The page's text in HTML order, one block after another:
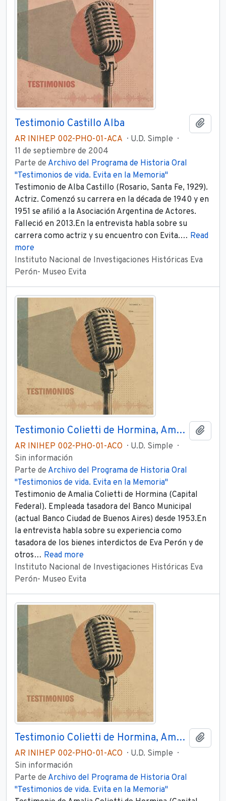
Testimonio Castillo Alba
AR INIHEP 002-PHO-01-ACA
U.D. Simple
11 de septiembre de 2004
Parte de Archivo del Programa de Historia Oral
"Testimonios de vida. Evita en la Memoria"
Testimonio de Alba Castillo (Rosario, Santa Fe, 1929).
Actriz. Comenzó su carrera en la década de 1940 y en
1951 se afilió a la Asociación Argentina de Actores.
Falleció en 2013.En la entrevista habla sobre su
carrera como actriz y su encuentro con Evita.… Read
more
Instituto Nacional de Investigaciones Históricas Eva
Perón- Museo Evita
Testimonio Colietti de Hormina, Amalia Parte 1
AR INIHEP 002-PHO-01-ACO
U.D. Simple
Sin información
Parte de Archivo del Programa de Historia Oral
"Testimonios de vida. Evita en la Memoria"
Testimonio de Amalia Colietti de Hormina (Capital
Federal). Empleada tasadora del Banco Municipal
(actual Banco Ciudad de Buenos Aires) desde 1953.En
la entrevista habla sobre su experiencia como
tasadora de los bienes interdictos de Eva Perón y de
otros… Read more
Instituto Nacional de Investigaciones Históricas Eva
Perón- Museo Evita
Testimonio Colietti de Hormina, Amalia Parte 3
AR INIHEP 002-PHO-01-ACO
U.D. Simple
Sin información
Parte de Archivo del Programa de Historia Oral
"Testimonios de vida. Evita en la Memoria"